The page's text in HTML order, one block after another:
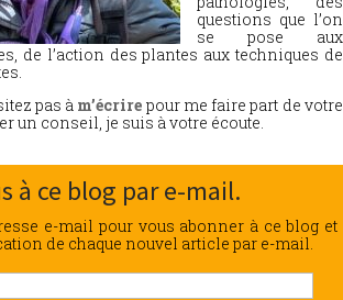
questions que l’on
se pose aux
de l’action des plantes aux techniques de
pas à m’écrire pour me faire part de votre
un conseil, je suis à votre écoute.
à ce blog par e-mail.
e-mail pour vous abonner à ce blog et
de chaque nouvel article par e-mail.